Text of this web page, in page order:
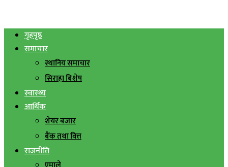
गृहपृष्ठ
समाचार
स्थानिय समाचार
सिराहा बिशेष
स्वास्थ्य
आर्थिक
शेयर बजार
बैंक तथा वित्त
राजनीति